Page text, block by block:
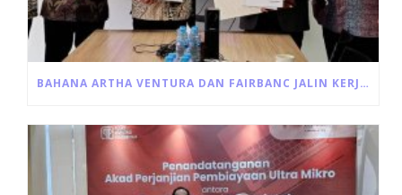
BAHANA ARTHA VENTURA DAN FAIRBANC JALIN KERJA SAMA PINJAMAN MODAL USAHA PRODUKTIF